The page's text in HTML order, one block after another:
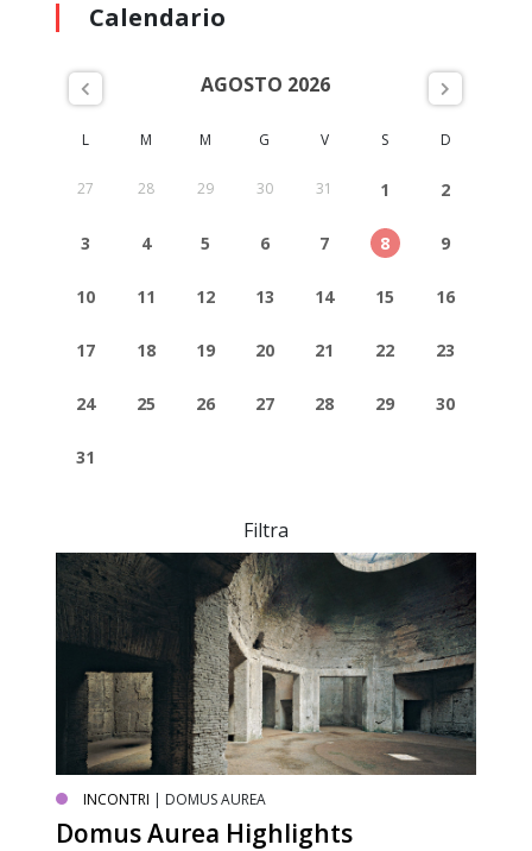
Calendario
AGOSTO 2026
L M M G V S D
27 28 29 30 31 1 2
3 4 5 6 7 8 9
10 11 12 13 14 15 16
17 18 19 20 21 22 23
24 25 26 27 28 29 30
31
Filtra
INCONTRI | DOMUS AUREA
Domus Aurea Highlights